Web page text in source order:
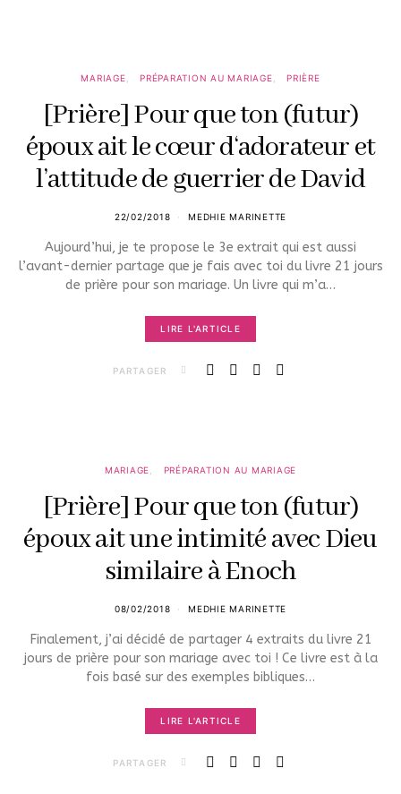
MARIAGE PRÉPARATION AU MARIAGE PRIÈRE
[Prière] Pour que ton (futur)
époux ait le cœur d‘adorateur et
l’attitude de guerrier de David
22/02/2018 MEDHIE MARINETTE
Aujourd’hui, je te propose le 3e extrait qui est aussi
l’avant-dernier partage que je fais avec toi du livre 21 jours
de prière pour son mariage. Un livre qui m’a…
LIRE L'ARTICLE
PARTAGER
MARIAGE PRÉPARATION AU MARIAGE
[Prière] Pour que ton (futur)
époux ait une intimité avec Dieu
similaire à Enoch
08/02/2018 MEDHIE MARINETTE
Finalement, j’ai décidé de partager 4 extraits du livre 21
jours de prière pour son mariage avec toi ! Ce livre est à la
fois basé sur des exemples bibliques…
LIRE L'ARTICLE
PARTAGER